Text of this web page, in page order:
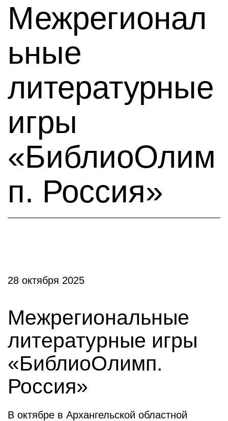
Межрегионал
ьные
литературные
игры
«БиблиоОлим
п. Россия»
28 октября 2025
Межрегиональные
литературные игры
«БиблиоОлимп.
Россия»
В октябре в Архангельской областной